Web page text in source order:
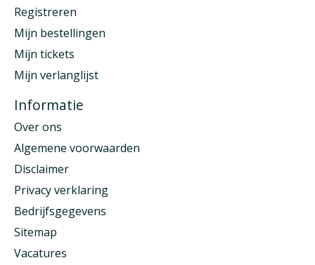
Registreren
Mijn bestellingen
Mijn tickets
Mijn verlanglijst
Informatie
Over ons
Algemene voorwaarden
Disclaimer
Privacy verklaring
Bedrijfsgegevens
Sitemap
Vacatures